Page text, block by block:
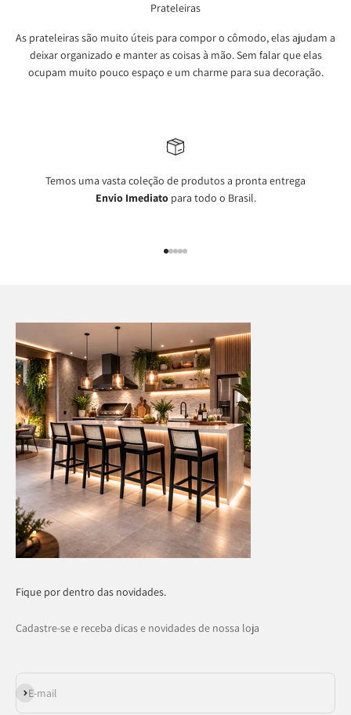
Prateleiras
As prateleiras são muito úteis para compor o cômodo, elas ajudam a
deixar organizado e manter as coisas à mão. Sem falar que elas
ocupam muito pouco espaço e um charme para sua decoração.
Temos uma vasta coleção de produtos a pronta entrega
Envio Imediatopara todo o Brasil.
Fique por dentro das novidades.
Cadastre-se e receba dicas e novidades de nossa loja
E-mail
Assinar